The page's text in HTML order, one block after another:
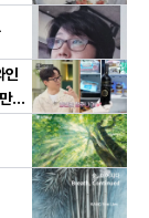
인
찬